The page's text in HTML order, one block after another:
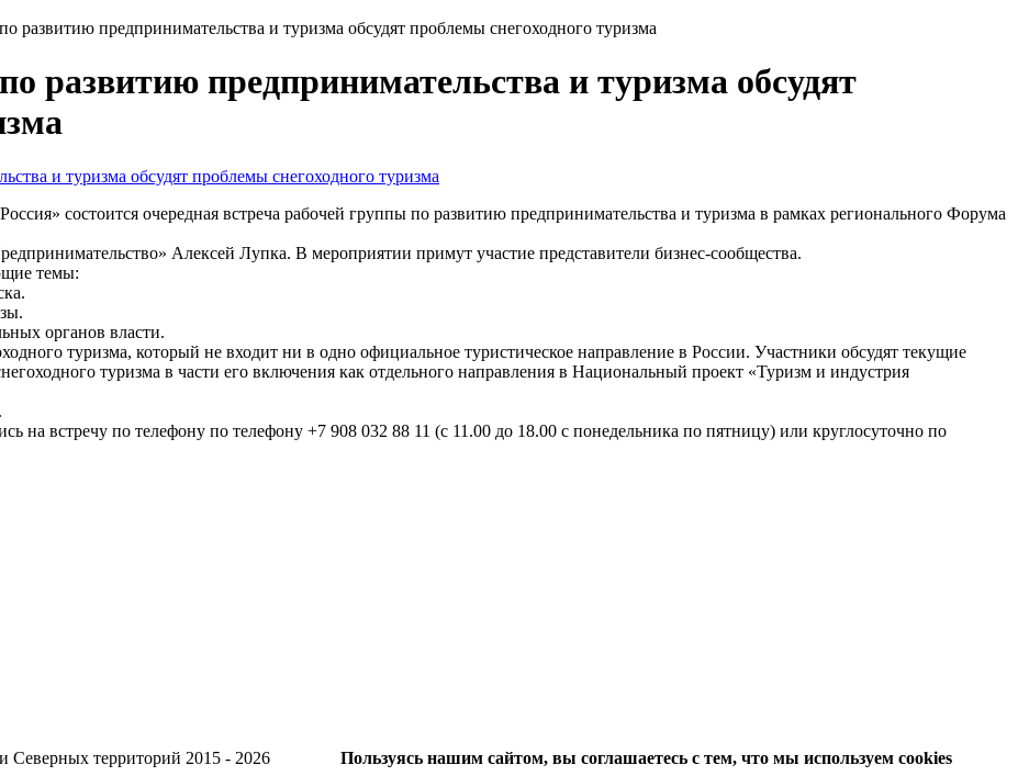
развитию предпринимательства и туризма обсудят проблемы снегоходного туризма
развитию предпринимательства и туризма обсудят
состоится очередная встреча рабочей группы по развитию предпринимательства и туризма в рамках регионального Форума
Алексей Лупка. В мероприятии примут участие представители бизнес-сообщества.
темы:
органов власти.
туризма, который не входит ни в одно официальное туристическое направление в России. Участники обсудят текущие
туризма в части его включения как отдельного направления в Национальный проект «Туризм и индустрия
на встречу по телефону по телефону +7 908 032 88 11 (с 11.00 до 18.00 с понедельника по пятницу) или круглосуточно по
и Северных территорий 2015 - 2026 Пользуясь нашим сайтом, вы соглашаетесь с тем, что мы используем cookies